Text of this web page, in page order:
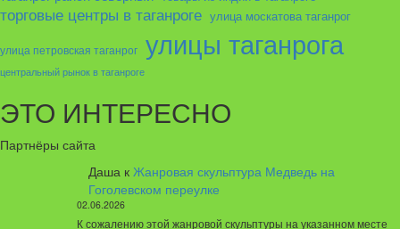
торговые центры в таганроге улица москатова таганрог
улица петровская таганрог улицы таганрога
центральный рынок в таганроге
ЭТО ИНТЕРЕСНО
Партнёры сайта
Дашак Жанровая скульптура Медведь на
Гоголевском переулке
02.06.2026
К сожалению этой жанровой скульптуры на указанном месте